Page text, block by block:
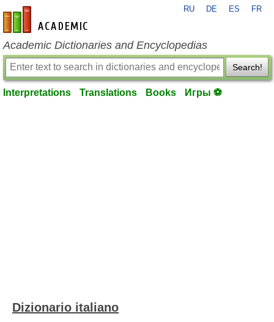
en-academic.com
RU DE ES FR
Academic Dictionaries and Encyclopedias
Search!
Interpretations Translations Books Игры ⚽
Dizionario italiano